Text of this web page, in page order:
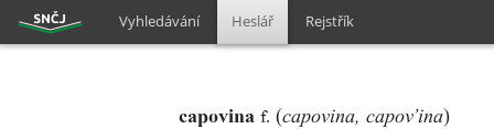
Vyhledávání Heslář Rejstřík
capovina f. (capovina, capov’ina)